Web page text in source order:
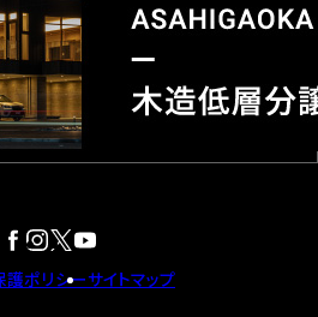
ポリシーサイトマップ